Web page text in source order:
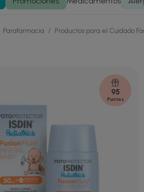
Parafarmacia / Productos para el Cuidado
95
Puntos